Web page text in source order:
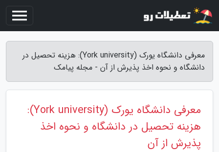
معرفی دانشگاه یورک (York university): هزینه تحصیل در
دانشگاه و نحوه اخذ پذیرش از آن - مجله پیامک
معرفی دانشگاه یورک (York university):
هزینه تحصیل در دانشگاه و نحوه اخذ
پذیرش از آن